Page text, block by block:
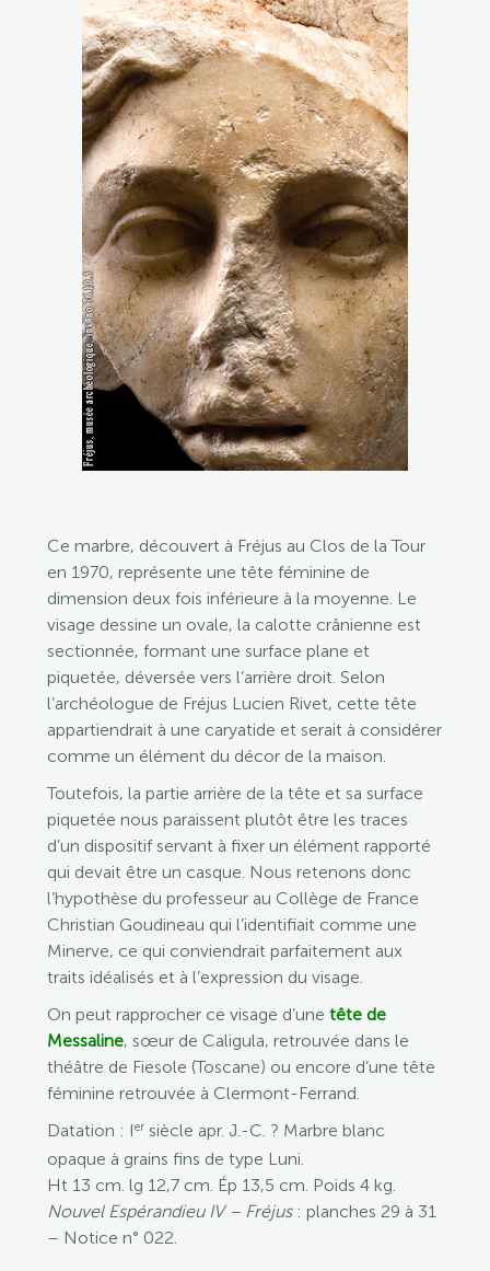
Ce marbre, découvert à Fréjus au Clos de la Tour
en 1970, représente une tête féminine de
dimension deux fois inférieure à la moyenne. Le
visage dessine un ovale, la calotte crânienne est
sectionnée, formant une surface plane et
piquetée, déversée vers l’arrière droit. Selon
l’archéologue de Fréjus Lucien Rivet, cette tête
appartiendrait à une caryatide et serait à considérer
comme un élément du décor de la maison.
Toutefois, la partie arrière de la tête et sa surface
piquetée nous paraissent plutôt être les traces
d’un dispositif servant à fixer un élément rapporté
qui devait être un casque. Nous retenons donc
l’hypothèse du professeur au Collège de France
Christian Goudineau qui l’identifiait comme une
Minerve, ce qui conviendrait parfaitement aux
traits idéalisés et à l’expression du visage.
On peut rapprocher ce visage d’une tête de
Messaline, sœur de Caligula, retrouvée dans le
théâtre de Fiesole (Toscane) ou encore d’une tête
féminine retrouvée à Clermont-Ferrand.
Datation : Iersiècle apr. J.-C. ? Marbre blanc
opaque à grains fins de type Luni.
Ht 13 cm. lg 12,7 cm. Ép 13,5 cm. Poids 4 kg.
Nouvel Espérandieu IV – Fréjus: planches 29 à 31
– Notice n° 022.